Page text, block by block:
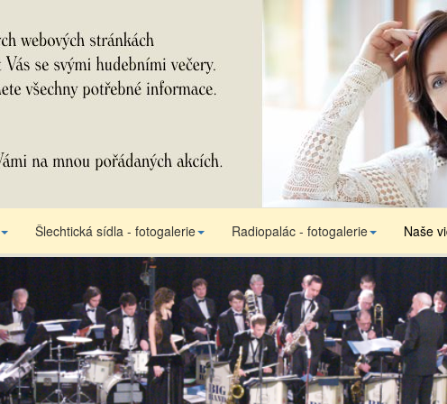
Šlechtická sídla - fotogalerie Radiopalác - fotogalerie Naše